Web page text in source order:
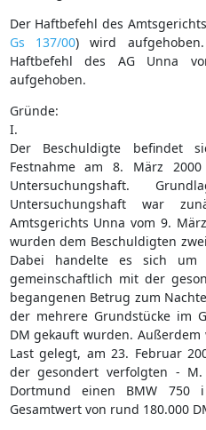
Der Haftbefehl des
Gs 137/00) wird
Haftbefehl des AG Unna
aufgehoben.
Gründe:
I.
Der Beschuldigte befindet
Festnahme am 8. März
Untersuchungshaft.
Untersuchungshaft war
Amtsgerichts Unna vom 9.
wurden dem Beschuldigten
Dabei handelte es sich
gemeinschaftlich mit der
begangenen Betrug zum
der mehrere Grundstücke im
DM gekauft wurden.
Last gelegt, am 23. Februar
der gesondert verfolgten -
Dortmund einen BMW
Gesamtwert von rund 180.000